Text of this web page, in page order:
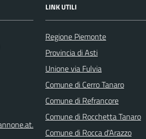
LINK UTILI
Regione Piemonte
Provincia di Asti
Unione via Fulvia
Comune di Cerro Tanaro
Comune di Refrancore
Comune di Rocchetta Tanaro
Comune di Rocca d'Arazzo